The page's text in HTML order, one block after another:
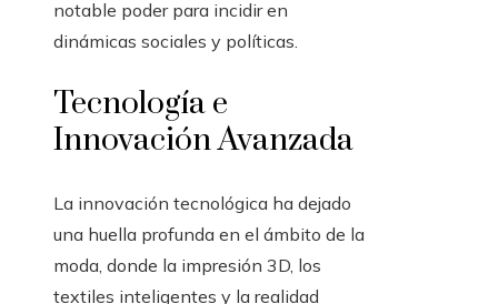
notable poder para incidir en
dinámicas sociales y políticas.
Tecnología e
Innovación Avanzada
La innovación tecnológica ha dejado
una huella profunda en el ámbito de la
moda, donde la impresión 3D, los
textiles inteligentes y la realidad